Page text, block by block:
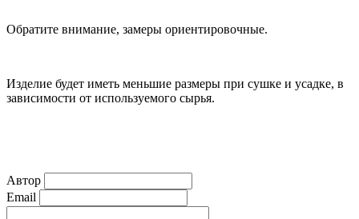
Обратите внимание, замеры ориентировочные.
Изделие будет иметь меньшие размеры при сушке и усадке, в
зависимости от используемого сырья.
Автор
Email